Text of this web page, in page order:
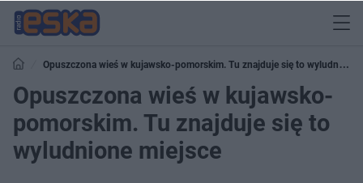
Opuszczona wieś w kujawsko-pomorskim. Tu znajduje się to wyludnione
miejsce
Opuszczona wieś w kujawsko-
pomorskim. Tu znajduje się to
wyludnione miejsce